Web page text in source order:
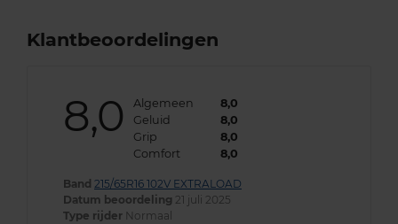
Klantbeoordelingen
8,0 Algemeen
8,0
Geluid
8,0
Grip
8,0
Comfort
8,0
Band 215/65R16 102V EXTRALOAD
Datum beoordeling 21 juli 2025
Type rijder Normaal